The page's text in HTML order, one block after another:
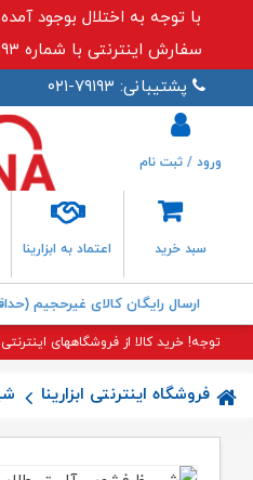
با توجه به اختلال بوجود
سفارش اینترنتی با شماره ۰۲۱۷۹۱۹۳ تماس حاصل نمایید
پشتیبانی: ۷۹۱۹۳-۰۲۱
سبد خرید اعتماد به ابزارینا
ورود / ثبت نام
ارسال رایگان کالای غیرحجیم (حداقل سفارش ۳۰
توجه! خرید کالا از فروشگاههای
فروشگاه اینترنتی ابزارینا